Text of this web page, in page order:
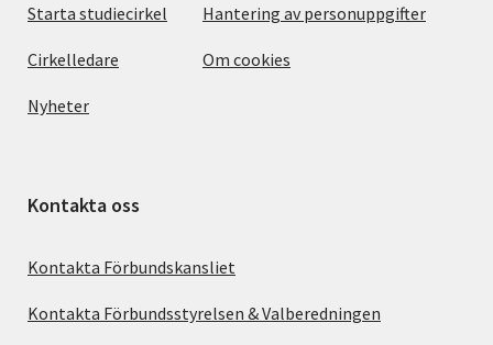
Starta studiecirkel
Cirkelledare
Nyheter
Hantering av personuppgifter
Om cookies
Kontakta oss
Kontakta Förbundskansliet
Kontakta Förbundsstyrelsen & Valberedningen